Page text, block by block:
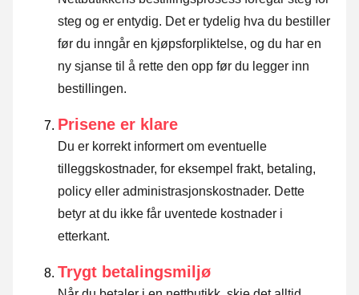
steg og er entydig. Det er tydelig hva du bestiller
før du inngår en kjøpsforpliktelse, og du har en
ny sjanse til å rette den opp før du legger inn
bestillingen.
Prisene er klare
Du er korrekt informert om eventuelle
tilleggskostnader, for eksempel frakt, betaling,
policy eller administrasjonskostnader. Dette
betyr at du ikke får uventede kostnader i
etterkant.
Trygt betalingsmiljø